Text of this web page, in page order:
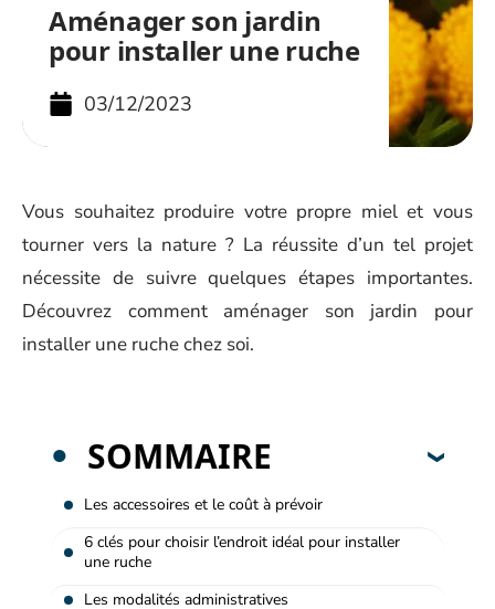
Aménager son jardin
pour installer une ruche
03/12/2023
Vous souhaitez produire votre propre miel et vous
tourner vers la nature ? La réussite d’un tel projet
nécessite de suivre quelques étapes importantes.
Découvrez comment aménager son jardin pour
installer une ruche chez soi.
SOMMAIRE
Les accessoires et le coût à prévoir
6 clés pour choisir l’endroit idéal pour installer
une ruche
Les modalités administratives